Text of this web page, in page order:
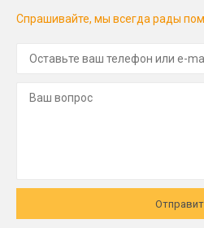
Спрашивайте, мы всегда рады